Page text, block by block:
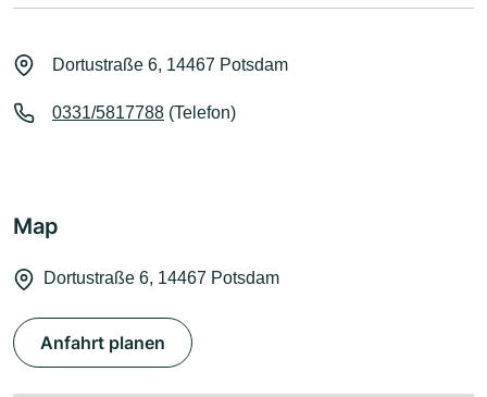
Dortustraße 6, 14467 Potsdam
0331/5817788 (Telefon)
Map
Dortustraße 6, 14467 Potsdam
Anfahrt planen